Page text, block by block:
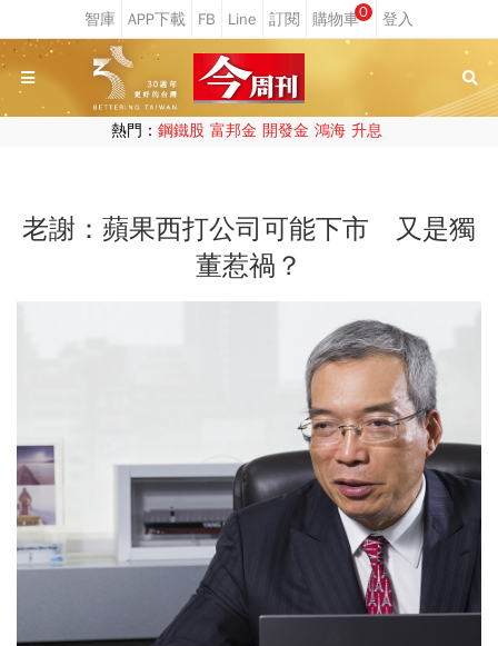
0
熱門： 鋼鐵股 富邦金 開發金 鴻海 升息
老謝：蘋果西打公司可能下市 又是獨
董惹禍？